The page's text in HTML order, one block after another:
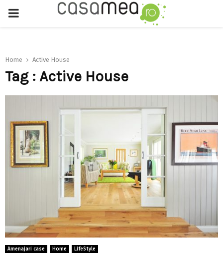
PRIMARY
Home Active House
Tag : Active House
Amenajari case Home LifeStyle